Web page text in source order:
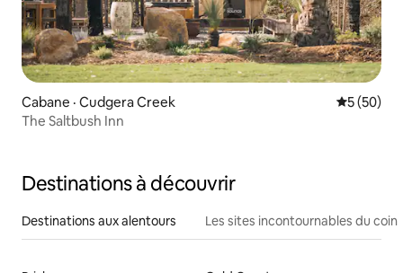
Cabane · Cudgera Creek Note
5 (50)
The Saltbush Inn
Destinations à découvrir
Destinations aux alentours Les sites incontournables du coin